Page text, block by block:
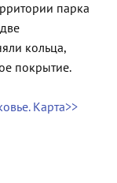
парка
кольца,
покрытие.
Карта>>